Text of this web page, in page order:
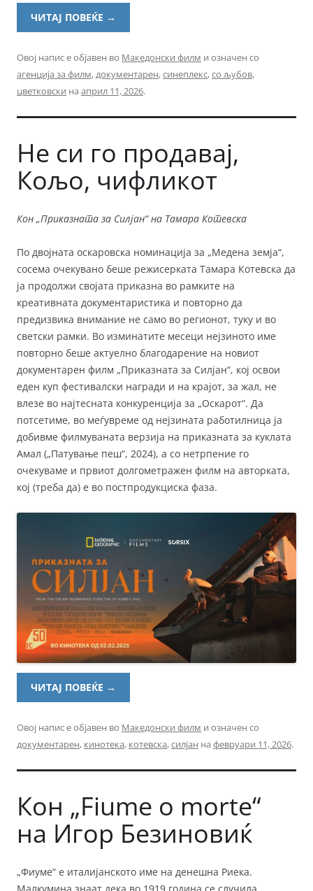
ЧИТАЈ ПОВЕЌЕ →
Овој напис е објавен во Македонски филм и означен со
агенција за филм,документарен,синеплекс,со љубов,
цветковски на април 11, 2026.
Не си го продавај,
Кољо, чифликот
Кон „Приказната за Силјан“ на Тамара Котевска
По двojната оскаровска номинација за „Медена земја“,
сосема очекувано беше режисерката Тамара Котевска да
ја продолжи својата приказна во рамките на
креативната документаристика и повторно да
предизвика внимание не само во регионот, туку и во
светски рамки. Во изминатите месеци нејзиното име
повторно беше актуелно благодарение на новиот
документарен филм „Приказната за Силјан“, кој освои
еден куп фестивалски награди и на крајот, за жал, не
влезе во најтесната конкуренција за „Оскарот“. Да
потсетиме, во меѓувреме од нејзината работилница ја
добивме филмуваната верзија на приказната за куклата
Амал („Патување пеш“, 2024), а со нетрпение го
очекуваме и првиот долгометражен филм на авторката,
кој (треба да) е во постпродукциска фаза.
ЧИТАЈ ПОВЕЌЕ →
Овој напис е објавен во Македонски филм и означен со
документарен, кинотека, котевска,силјан на февруари 11, 2026.
Кон „Fiume o morte“
на Игор Безиновиќ
„Фиуме“ е италијанското име на денешна Риека.